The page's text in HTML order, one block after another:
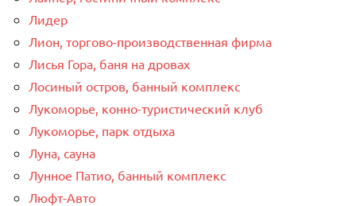
Лидер
Лион, торгово-производственная фирма
Лисья Гора, баня на дровах
Лосиный остров, банный комплекс
Лукоморье, конно-туристический клуб
Лукоморье, парк отдыха
Луна, сауна
Лунное Патио, банный комплекс
Люфт-Авто